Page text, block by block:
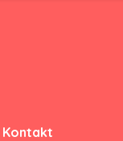
Kontakt